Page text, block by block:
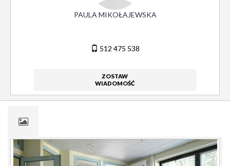
PAULA MIKOŁAJEWSKA
512 475 538
ZOSTAW
WIADOMOŚĆ